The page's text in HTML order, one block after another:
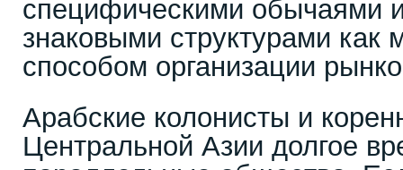
специфическими обычаями
знаковыми структурами как
способом организации
Арабские колонисты и
Центральной Азии долгое